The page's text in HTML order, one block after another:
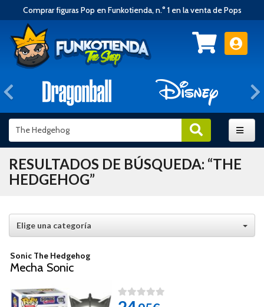
Comprar figuras Pop en Funkotienda, n.° 1 en la venta de Pops
Anterior
RESULTADOS DE BÚSQUEDA: “THE
HEDGEHOG”
Elige una categoría
Sonic The Hedgehog
Mecha Sonic